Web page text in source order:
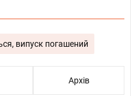
випуск погашений
Архів